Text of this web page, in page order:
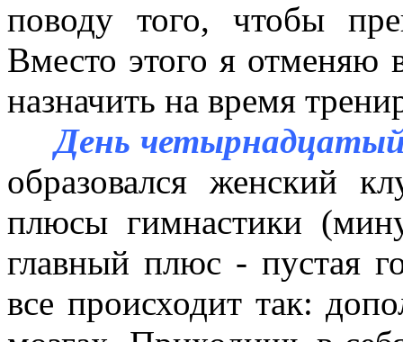
поводу того, чтобы
Вместо этого я отменяю
назначить на время
День
образовался женский
плюсы гимнастики
главный плюс - пустая
все происходит так: